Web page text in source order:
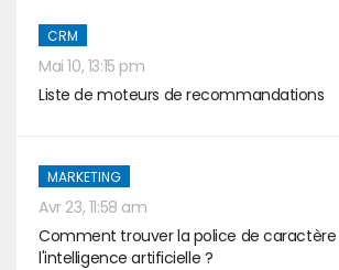
CRM
Mai 10, 13:15 pm
Liste de moteurs de recommandations
MARKETING
Avr 23, 11:58 am
Comment trouver la police de
l'intelligence artificielle ?